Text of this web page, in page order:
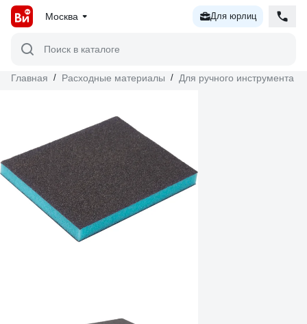
Москва Для юрлиц
Поиск в каталоге
Главная / Расходные материалы / Для ручного инструмента